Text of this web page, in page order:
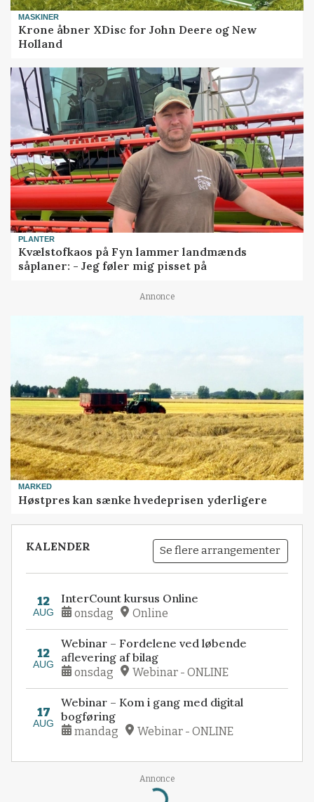
MASKINER
Krone åbner XDisc for John Deere og New
Holland
PLANTER
Kvælstofkaos på Fyn lammer landmænds
såplaner: - Jeg føler mig pisset på
Annonce
MARKED
Høstpres kan sænke hvedeprisen yderligere
KALENDER Se flere arrangementer
12
AUG
InterCount kursus Online
onsdag Online
12
AUG
Webinar – Fordelene ved løbende
aflevering af bilag
onsdag Webinar - ONLINE
17
AUG
Webinar – Kom i gang med digital
bogføring
mandag Webinar - ONLINE
Annonce